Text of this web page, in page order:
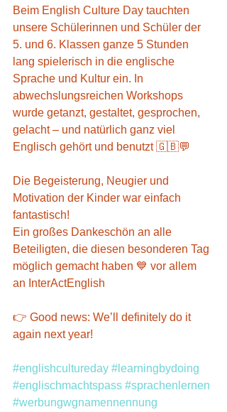
Beim English Culture Day tauchten
unsere Schülerinnen und Schüler der
5. und 6. Klassen ganze 5 Stunden
lang spielerisch in die englische
Sprache und Kultur ein. In
abwechslungsreichen Workshops
wurde getanzt, gestaltet, gesprochen,
gelacht – und natürlich ganz viel
Englisch gehört und benutzt 🇬🇧💬
Die Begeisterung, Neugier und
Motivation der Kinder war einfach
fantastisch!
Ein großes Dankeschön an alle
Beteiligten, die diesen besonderen Tag
möglich gemacht haben 💙 vor allem
an InterActEnglish
👉 Good news: We’ll definitely do it
again next year!
#englishcultureday #learningbydoing
#englischmachtspass #sprachenlernen
#werbungwgnamennennung